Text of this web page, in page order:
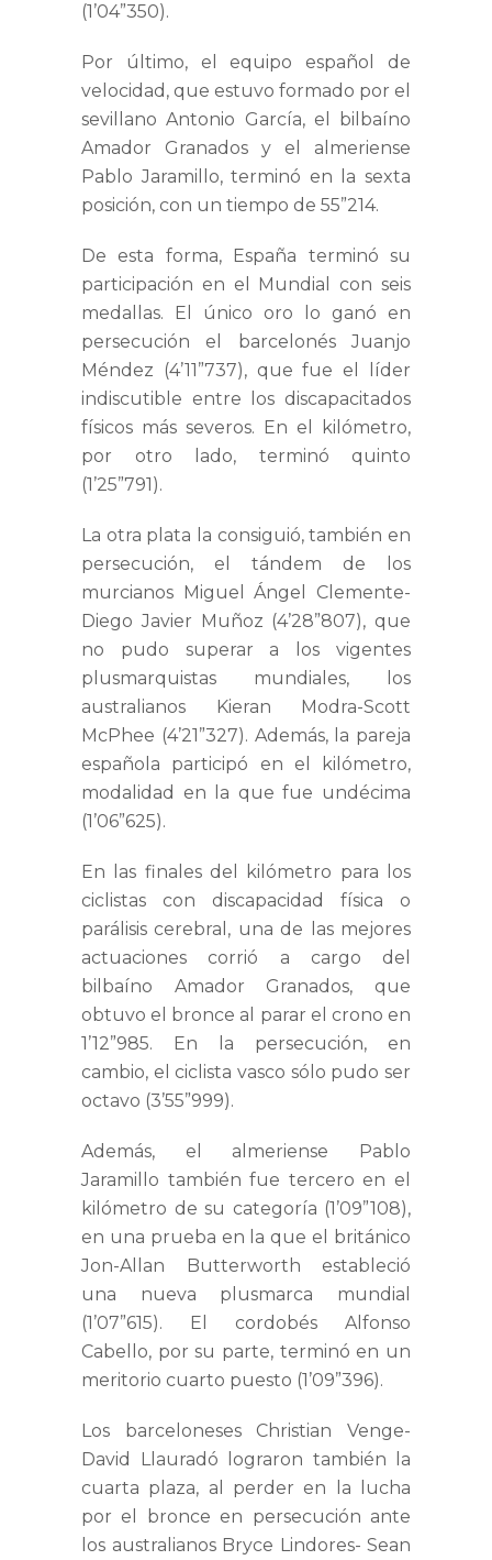
(1’04”350).
Por último, el equipo español de
velocidad, que estuvo formado por el
sevillano Antonio García, el bilbaíno
Amador Granados y el almeriense
Pablo Jaramillo, terminó en la sexta
posición, con un tiempo de 55”214.
De esta forma, España terminó su
participación en el Mundial con seis
medallas. El único oro lo ganó en
persecución el barcelonés Juanjo
Méndez (4’11”737), que fue el líder
indiscutible entre los discapacitados
físicos más severos. En el kilómetro,
por otro lado, terminó quinto
(1’25”791).
La otra plata la consiguió, también en
persecución, el tándem de los
murcianos Miguel Ángel Clemente-
Diego Javier Muñoz (4’28”807), que
no pudo superar a los vigentes
plusmarquistas mundiales, los
australianos Kieran Modra-Scott
McPhee (4’21”327). Además, la pareja
española participó en el kilómetro,
modalidad en la que fue undécima
(1’06”625).
En las finales del kilómetro para los
ciclistas con discapacidad física o
parálisis cerebral, una de las mejores
actuaciones corrió a cargo del
bilbaíno Amador Granados, que
obtuvo el bronce al parar el crono en
1’12”985. En la persecución, en
cambio, el ciclista vasco sólo pudo ser
octavo (3’55”999).
Además, el almeriense Pablo
Jaramillo también fue tercero en el
kilómetro de su categoría (1’09”108),
en una prueba en la que el británico
Jon-Allan Butterworth estableció
una nueva plusmarca mundial
(1’07”615). El cordobés Alfonso
Cabello, por su parte, terminó en un
meritorio cuarto puesto (1’09”396).
Los barceloneses Christian Venge-
David Llauradó lograron también la
cuarta plaza, al perder en la lucha
por el bronce en persecución ante
los australianos Bryce Lindores- Sean